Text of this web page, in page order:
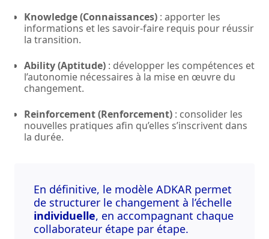
Knowledge (Connaissances) : apporter les
informations et les savoir-faire requis pour réussir
la transition.
Ability (Aptitude) : développer les compétences et
l’autonomie nécessaires à la mise en œuvre du
changement.
Reinforcement (Renforcement) : consolider les
nouvelles pratiques afin qu’elles s’inscrivent dans
la durée.
En définitive, le modèle ADKAR permet
de structurer le changement à l’échelle
individuelle, en accompagnant chaque
collaborateur étape par étape.